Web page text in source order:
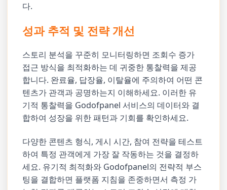
다.
성과 추적 및 전략 개선
스토리 분석을 꾸준히 모니터링하면 조회수 증가
접근 방식을 최적화하는 데 귀중한 통찰력을 제공
합니다. 완료율, 답장율, 이탈율에 주의하여 어떤 콘
텐츠가 관객과 공명하는지 이해하세요. 이러한 유
기적 통찰력을 Godofpanel 서비스의 데이터와 결
합하여 성장을 위한 패턴과 기회를 확인하세요.
다양한 콘텐츠 형식, 게시 시간, 참여 전략을 테스트
하여 특정 관객에게 가장 잘 작동하는 것을 결정하
세요. 유기적 최적화와 Godofpanel의 전략적 부스
팅을 결합하면 플랫폼 지침을 존중하면서 측정 가